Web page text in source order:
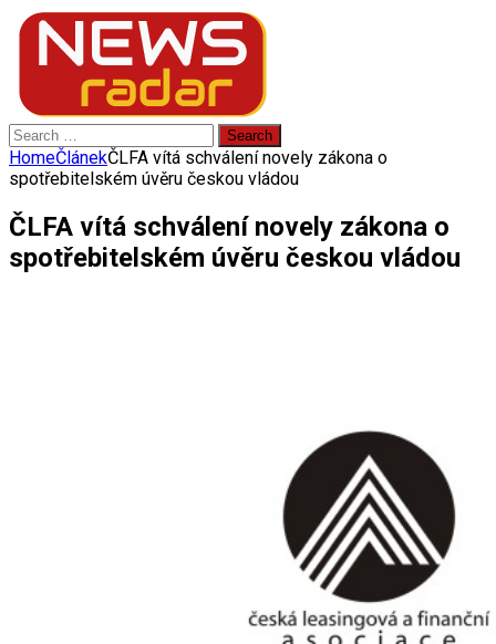
Search
for:
HomeČlánekČLFA vítá schválení novely zákona o
spotřebitelském úvěru českou vládou
ČLFA vítá schválení novely zákona o
spotřebitelském úvěru českou vládou